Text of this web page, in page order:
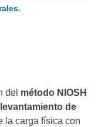
del método NIOSH
levantamiento de
la carga física con